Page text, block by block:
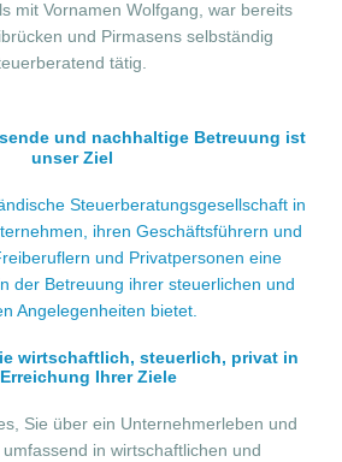
mit Vornamen Wolfgang, war bereits
und Pirmasens selbständig
tätig.
und nachhaltige Betreuung ist
unser Ziel
Steuerberatungsgesellschaft in
ihren Geschäftsführern und
und Privatpersonen eine
der Betreuung ihrer steuerlichen und
Angelegenheiten bietet.
wirtschaftlich, steuerlich, privat in
Ihrer Ziele
Sie über ein Unternehmerleben und
in wirtschaftlichen und